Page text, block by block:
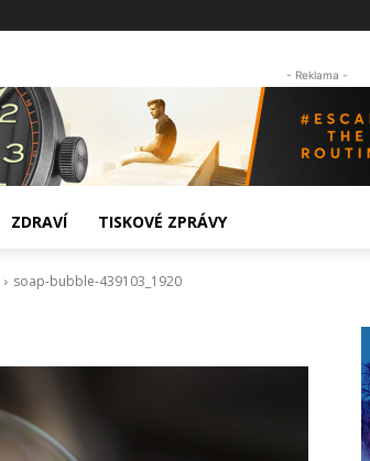
- Reklama -
ZDRAVÍ TISKOVÉ ZPRÁVY
soap-bubble-439103_1920